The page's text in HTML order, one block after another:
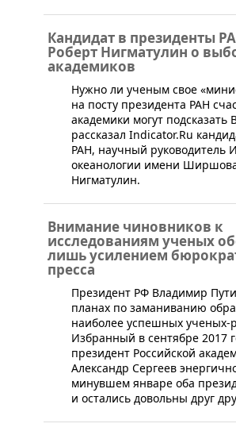
Кандидат в президенты
Роберт Нигматулин о
академиков
Нужно ли ученым свое
на посту президента РАН
академики могут подсказать
рассказал Indicator.Ru
РАН, научный руководитель
океанологии имени
Нигматулин.
Внимание чиновников к
исследованиям ученых
лишь усилением
пресса
​Президент РФ Владимир
планах по заманиванию
наиболее успешных ученых-
Избранный в сентябре 2017
президент Российской
Александр Сергеев
минувшем январе оба
и остались довольны друг